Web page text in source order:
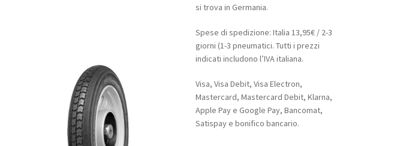
si trova in Germania.
Spese di spedizione: Italia 13,95€ / 2-3
giorni (1-3 pneumatici. Tutti i prezzi
indicati includono l’IVA italiana.
Visa, Visa Debit, Visa Electron,
Mastercard, Mastercard Debit, Klarna,
Apple Pay e Google Pay, Bancomat,
Satispay e bonifico bancario.